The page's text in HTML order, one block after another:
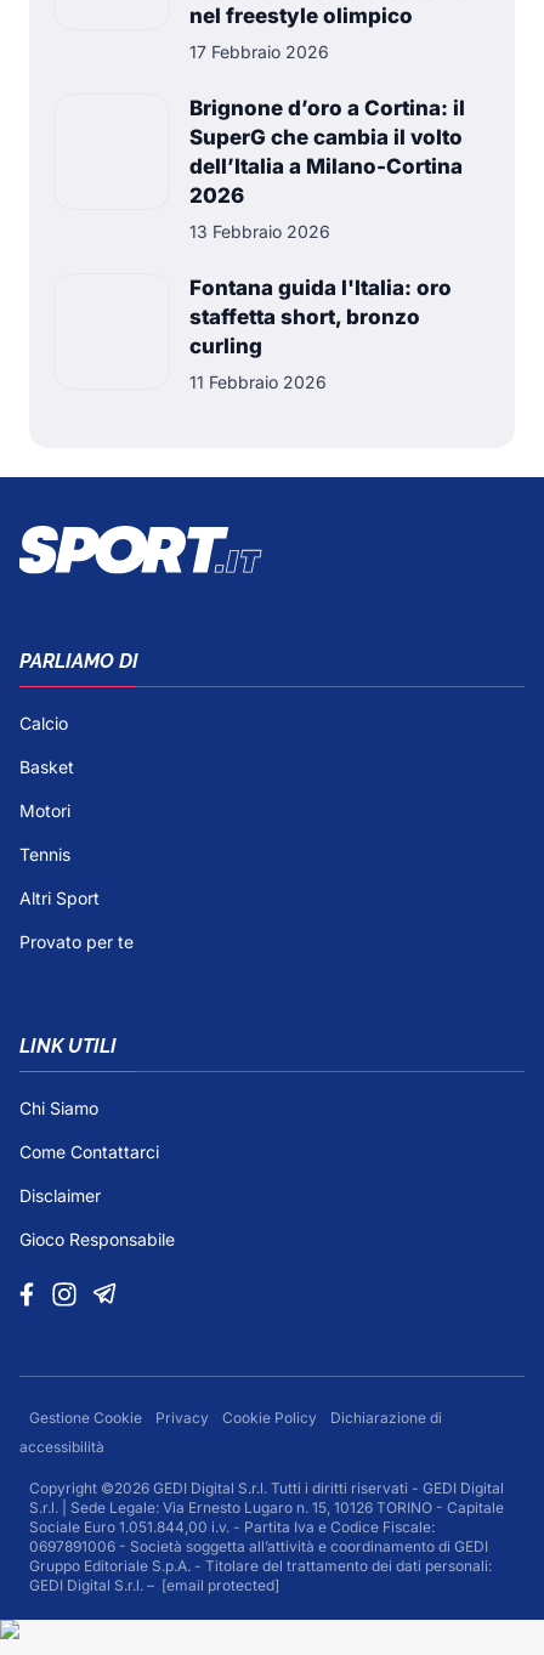
nel freestyle olimpico
17 Febbraio 2026
Brignone d’oro a Cortina: il
SuperG che cambia il volto
dell’Italia a Milano-Cortina
2026
13 Febbraio 2026
Fontana guida l'Italia: oro
staffetta short, bronzo
curling
11 Febbraio 2026
PARLIAMO DI
Calcio
Basket
Motori
Tennis
Altri Sport
Provato per te
LINK UTILI
Chi Siamo
Come Contattarci
Disclaimer
Gioco Responsabile
Gestione Cookie Privacy Cookie Policy
Dichiarazione di
accessibilità
Copyright ©2026 GEDI Digital S.r.l. Tutti i diritti riservati - GEDI Digital
S.r.l. | Sede Legale: Via Ernesto Lugaro n. 15, 10126 TORINO - Capitale
Sociale Euro 1.051.844,00 i.v. - Partita Iva e Codice Fiscale:
0697891006 - Società soggetta all’attività e coordinamento di GEDI
Gruppo Editoriale S.p.A. - Titolare del trattamento dei dati personali:
GEDI Digital S.r.l. – [email protected]